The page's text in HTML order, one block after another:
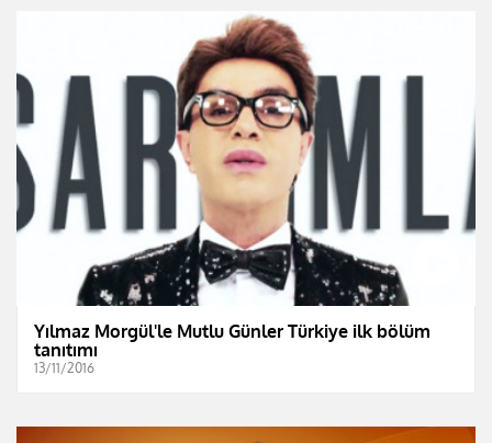
Yılmaz Morgül'le Mutlu Günler Türkiye ilk bölüm
tanıtımı
13/11/2016